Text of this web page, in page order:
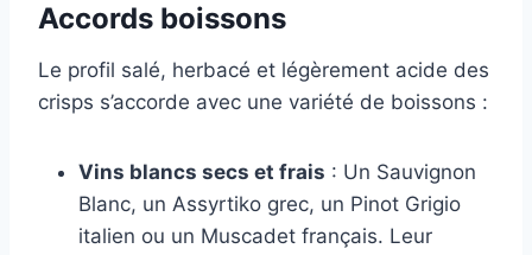
Accords boissons
Le profil salé, herbacé et légèrement acide des
crisps s’accorde avec une variété de boissons :
Vins blancs secs et frais : Un Sauvignon
Blanc, un Assyrtiko grec, un Pinot Grigio
italien ou un Muscadet français. Leur